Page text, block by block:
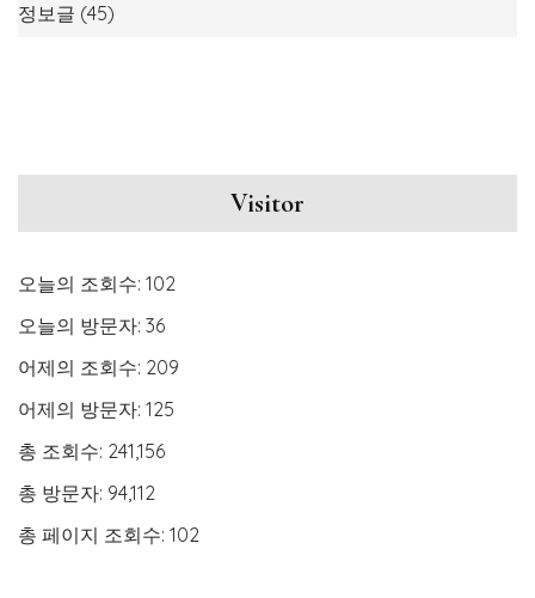
정보글 (45)
Visitor
오늘의 조회수: 102
오늘의 방문자: 36
어제의 조회수: 209
어제의 방문자: 125
총 조회수: 241,156
총 방문자: 94,112
총 페이지 조회수: 102